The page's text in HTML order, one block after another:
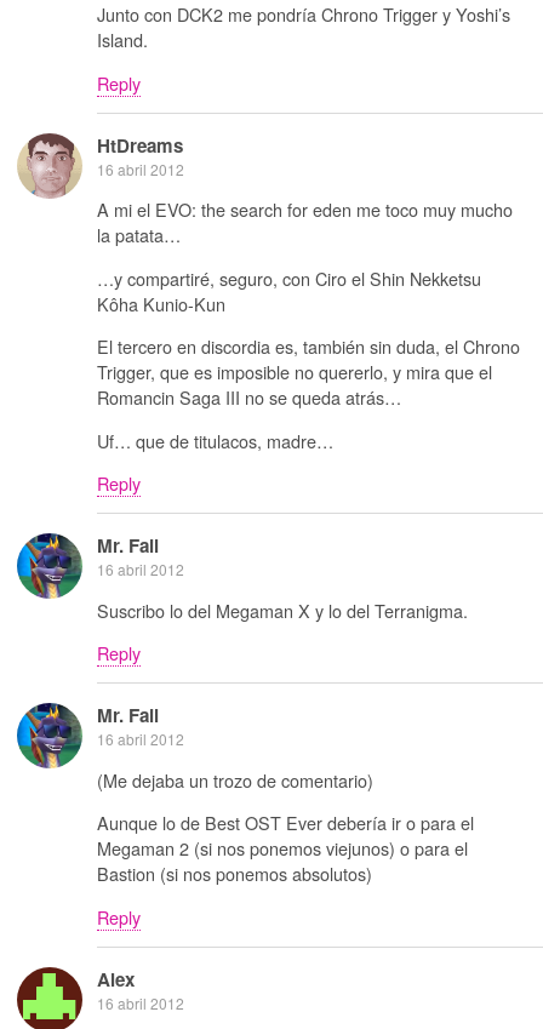
Junto con DCK2 me pondría Chrono Trigger y Yoshi’s
Island.
Reply
HtDreams
16 abril 2012
A mi el EVO: the search for eden me toco muy mucho
la patata…
…y compartiré, seguro, con Ciro el Shin Nekketsu
Kôha Kunio-Kun
El tercero en discordia es, también sin duda, el Chrono
Trigger, que es imposible no quererlo, y mira que el
Romancin Saga III no se queda atrás…
Uf… que de titulacos, madre…
Reply
Mr. Fail
16 abril 2012
Suscribo lo del Megaman X y lo del Terranigma.
Reply
Mr. Fail
16 abril 2012
(Me dejaba un trozo de comentario)
Aunque lo de Best OST Ever debería ir o para el
Megaman 2 (si nos ponemos viejunos) o para el
Bastion (si nos ponemos absolutos)
Reply
Alex
16 abril 2012